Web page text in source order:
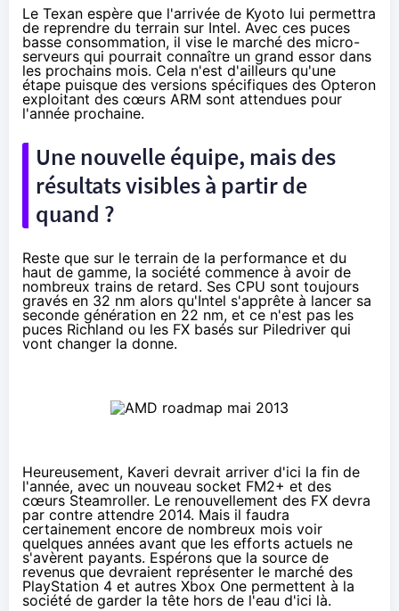
Le Texan espère que l'arrivée de Kyoto lui permettra
de reprendre du terrain sur Intel. Avec ces puces
basse consommation, il vise le marché des micro-
serveurs qui pourrait connaître un grand essor dans
les prochains mois. Cela n'est d'ailleurs qu'une
étape puisque des versions spécifiques des Opteron
exploitant des cœurs ARM sont attendues pour
l'année prochaine.
Une nouvelle équipe, mais des
résultats visibles à partir de
quand ?
Reste que sur le terrain de la performance et du
haut de gamme, la société commence à avoir de
nombreux trains de retard. Ses CPU sont toujours
gravés en 32 nm alors qu'Intel s'apprête à lancer sa
seconde génération en 22 nm, et ce n'est pas les
puces Richland ou les FX basés sur Piledriver qui
vont changer la donne.
Heureusement, Kaveri devrait arriver d'ici la fin de
l'année, avec un nouveau socket FM2+ et des
cœurs Steamroller. Le renouvellement des FX devra
par contre attendre 2014. Mais il faudra
certainement encore de nombreux mois voir
quelques années avant que les efforts actuels ne
s'avèrent payants. Espérons que la source de
revenus que devraient représenter le marché des
PlayStation 4 et autres Xbox One permettent à la
société de garder la tête hors de l'eau d'ici là.